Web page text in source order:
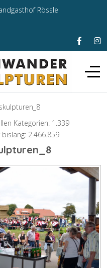
Rössle
Kategorien: 1.339
2.466.859